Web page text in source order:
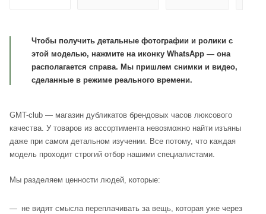
Чтобы получить детальные фотографии и ролики с
этой моделью, нажмите на иконку WhatsApp — она
располагается справа. Мы пришлем снимки и видео,
сделанные в режиме реального времени.
GMT-club — магазин дубликатов брендовых часов люксового
качества. У товаров из ассортимента невозможно найти изъяны
даже при самом детальном изучении. Все потому, что каждая
модель проходит строгий отбор нашими специалистами.
Мы разделяем ценности людей, которые:
не видят смысла переплачивать за вещь, которая уже через